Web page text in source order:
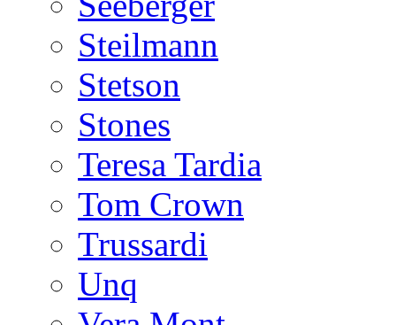
Steilmann
Stetson
Stones
Teresa Tardia
Tom Crown
Trussardi
Unq